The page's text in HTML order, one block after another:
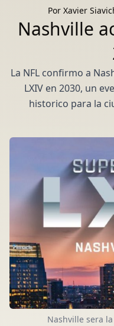
Por Xavier
Nashville
La NFL confirmo a
LXIV en 2030, un
historico para la
Nashville sera